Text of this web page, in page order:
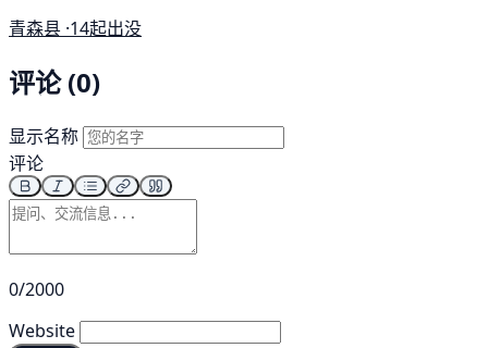
青森县 ·14起出没
评论 (0)
显示名称
评论
0/2000
Website